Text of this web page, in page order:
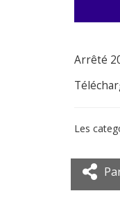
Arrêté
Les